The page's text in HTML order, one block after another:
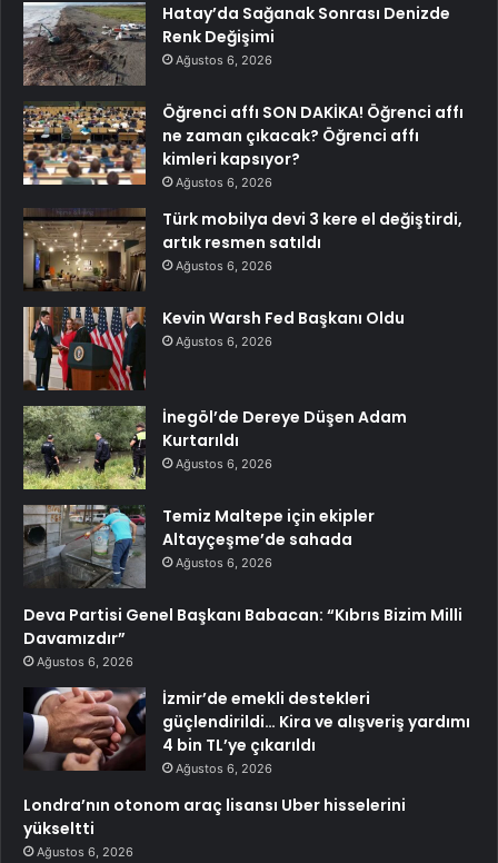
Hatay’da Sağanak Sonrası Denizde
Renk Değişimi
Ağustos 6, 2026
Öğrenci affı SON DAKİKA! Öğrenci affı
ne zaman çıkacak? Öğrenci affı
kimleri kapsıyor?
Ağustos 6, 2026
Türk mobilya devi 3 kere el değiştirdi,
artık resmen satıldı
Ağustos 6, 2026
Kevin Warsh Fed Başkanı Oldu
Ağustos 6, 2026
İnegöl’de Dereye Düşen Adam
Kurtarıldı
Ağustos 6, 2026
Temiz Maltepe için ekipler
Altayçeşme’de sahada
Ağustos 6, 2026
Deva Partisi Genel Başkanı Babacan: “Kıbrıs Bizim Milli
Davamızdır”
Ağustos 6, 2026
İzmir’de emekli destekleri
güçlendirildi… Kira ve alışveriş yardımı
4 bin TL’ye çıkarıldı
Ağustos 6, 2026
Londra’nın otonom araç lisansı Uber hisselerini
yükseltti
Ağustos 6, 2026